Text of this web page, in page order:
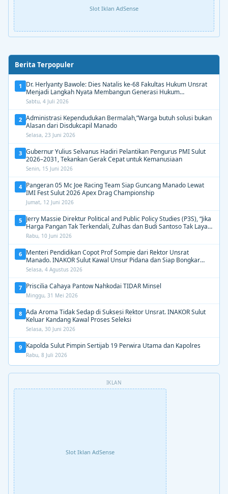
Slot Iklan AdSense
Berita Terpopuler
1
Dr. Herlyanty Bawole: Dies Natalis ke-68 Fakultas Hukum Unsrat
Menjadi Langkah Nyata Membangun Generasi Hukum
Berdampak
Sabtu, 4 Juli 2026
2 Administrasi Kependudukan Bermalah,”Warga butuh solusi bukan
Alasan dari Disdukcapil Manado
Selasa, 23 Juni 2026
3 Gubernur Yulius Selvanus Hadiri Pelantikan Pengurus PMI Sulut
2026–2031, Tekankan Gerak Cepat untuk Kemanusiaan
Senin, 15 Juni 2026
4 Pangeran 05 Mc Joe Racing Team Siap Guncang Manado Lewat
IMI Fest Sulut 2026 Apex Drag Championship
Jumat, 12 Juni 2026
5 Jerry Massie Direktur Political and Public Policy Studies (P3S), “Jika
Harga Pangan Tak Terkendali, Zulhas dan Budi Santoso Tak Layak
Dipertahankan”
Rabu, 10 Juni 2026
6 Menteri Pendidikan Copot Prof Sompie dari Rektor Unsrat
Manado. INAKOR Sulut Kawal Unsur Pidana dan Siap Bongkar
Aroma Busuk di Suksesi Rektor
Selasa, 4 Agustus 2026
7 Priscilia Cahaya Pantow Nahkodai TIDAR Minsel
Minggu, 31 Mei 2026
8 Ada Aroma Tidak Sedap di Suksesi Rektor Unsrat. INAKOR Sulut
Keluar Kandang Kawal Proses Seleksi
Selasa, 30 Juni 2026
9 Kapolda Sulut Pimpin Sertijab 19 Perwira Utama dan Kapolres
Rabu, 8 Juli 2026
IKLAN
Slot Iklan AdSense